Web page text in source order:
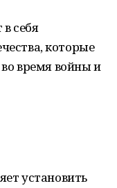
себя
которые
время войны и
установить